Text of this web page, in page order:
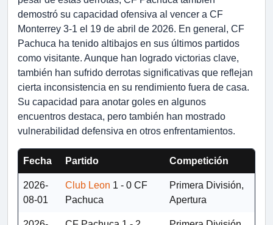
demostró su capacidad ofensiva al vencer a CF
Monterrey 3-1 el 19 de abril de 2026. En general, CF
Pachuca ha tenido altibajos en sus últimos partidos
como visitante. Aunque han logrado victorias clave,
también han sufrido derrotas significativas que reflejan
cierta inconsistencia en su rendimiento fuera de casa.
Su capacidad para anotar goles en algunos
encuentros destaca, pero también han mostrado
vulnerabilidad defensiva en otros enfrentamientos.
Fecha Partido Competición
2026-
08-01
Club Leon 1 - 0 CF
Pachuca
Primera División,
Apertura